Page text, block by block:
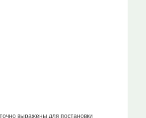
выражены для постановки